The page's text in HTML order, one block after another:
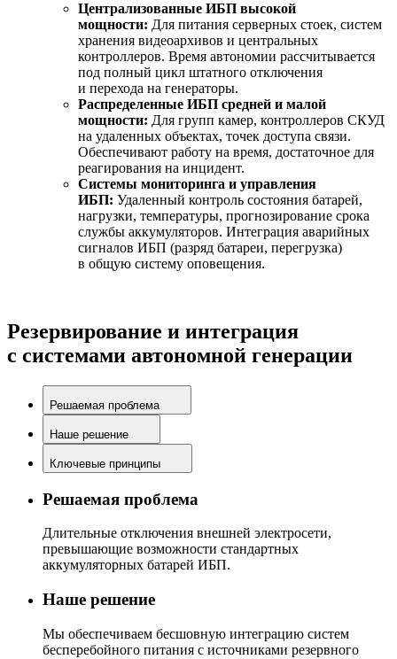
Централизованные ИБП высокой
мощности: Для питания серверных стоек, систем
хранения видеоархивов и центральных
контроллеров. Время автономии рассчитывается
под полный цикл штатного отключения
и перехода на генераторы.
Распределенные ИБП средней и малой
мощности: Для групп камер, контроллеров СКУД
на удаленных объектах, точек доступа связи.
Обеспечивают работу на время, достаточное для
реагирования на инцидент.
Системы мониторинга и управления
ИБП: Удаленный контроль состояния батарей,
нагрузки, температуры, прогнозирование срока
службы аккумуляторов. Интеграция аварийных
сигналов ИБП (разряд батареи, перегрузка)
в общую систему оповещения.
Резервирование и интеграция
с системами автономной генерации
Решаемая проблема
Наше решение
Ключевые принципы
Решаемая проблема
Длительные отключения внешней электросети,
превышающие возможности стандартных
аккумуляторных батарей ИБП.
Наше решение
Мы обеспечиваем бесшовную интеграцию систем
бесперебойного питания с источниками резервного